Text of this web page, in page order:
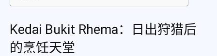
Kedai Bukit Rhema：日出狩猎后
的烹饪天堂